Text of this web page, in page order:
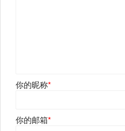
你的昵称*
你的邮箱*